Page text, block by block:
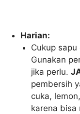
Harian:
Cukup
Gunakan
jika perlu.
pembersih
cuka,
karena bisa